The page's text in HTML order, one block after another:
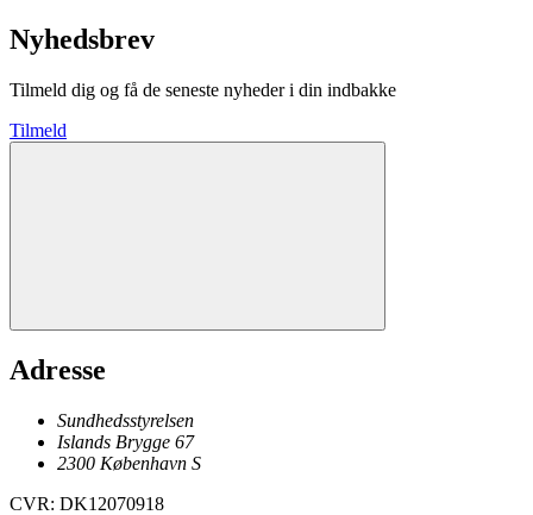
Nyhedsbrev
Tilmeld dig og få de seneste nyheder i din indbakke
Tilmeld
Adresse
Sundhedsstyrelsen
Islands Brygge 67
2300 København S
CVR: DK12070918